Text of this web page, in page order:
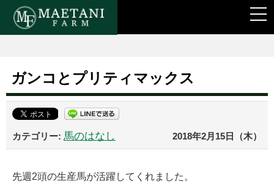
ガンコとプリティマックス
馬のはなし 2018年2月15日（木）
先週2頭の生産馬が活躍してくれました。